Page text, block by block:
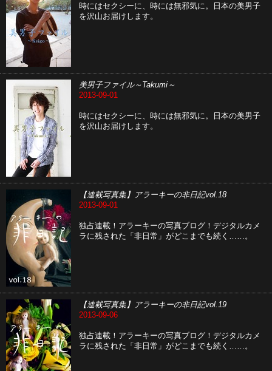
時にはセクシーに、時には無邪気に。日本の美男子
を沢山お届けします。
美男子ファイル～Takumi～
2013-09-01
時にはセクシーに、時には無邪気に。日本の美男子
を沢山お届けします。
【連載写真集】アラーキーの非日記vol.18
2013-09-01
独占連載！アラーキーの写真ブログ！デジタルカメ
ラに残された「非日常」がどこまでも続く……。
【連載写真集】アラーキーの非日記vol.19
2013-09-06
独占連載！アラーキーの写真ブログ！デジタルカメ
ラに残された「非日常」がどこまでも続く……。